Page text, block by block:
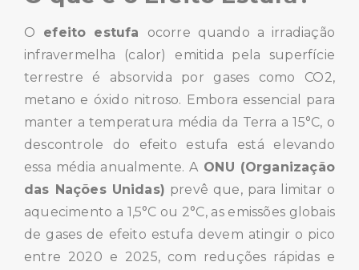
O efeito estufa ocorre quando a irradiação
infravermelha (calor) emitida pela superfície
terrestre é absorvida por gases como CO2,
metano e óxido nitroso. Embora essencial para
manter a temperatura média da Terra a 15°C, o
descontrole do efeito estufa está elevando
essa média anualmente. A ONU (Organização
das Nações Unidas) prevê que, para limitar o
aquecimento a 1,5°C ou 2°C, as emissões globais
de gases de efeito estufa devem atingir o pico
entre 2020 e 2025, com reduções rápidas e